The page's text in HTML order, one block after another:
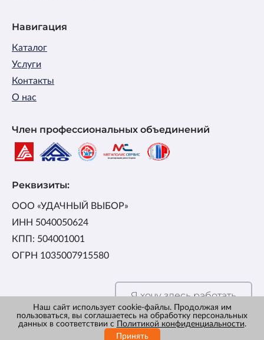
Навигация
Каталог
Услуги
Контакты
О нас
Реквизиты:
ООО «УДАЧНЫЙ ВЫБОР»
ИНН 5040050624
КПП: 504001001
ОГРН 1035007915580
Член профессиональных объединений
Я хочу здесь работать
Политика конфиденциальности
Наш сайт использует cookie-файлы. Продолжая им
пользоваться, вы соглашаетесь на обработку персональных
данных в соответствии с
Политикой конфиденциальности.
Принять